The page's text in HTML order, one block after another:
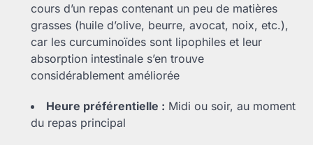
cours d’un repas contenant un peu de matières
grasses (huile d’olive, beurre, avocat, noix, etc.),
car les curcuminoïdes sont lipophiles et leur
absorption intestinale s’en trouve
considérablement améliorée
Heure préférentielle : Midi ou soir, au moment
du repas principal